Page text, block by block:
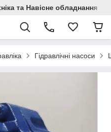
та Навісне обладнання
Гідравлічні насоси